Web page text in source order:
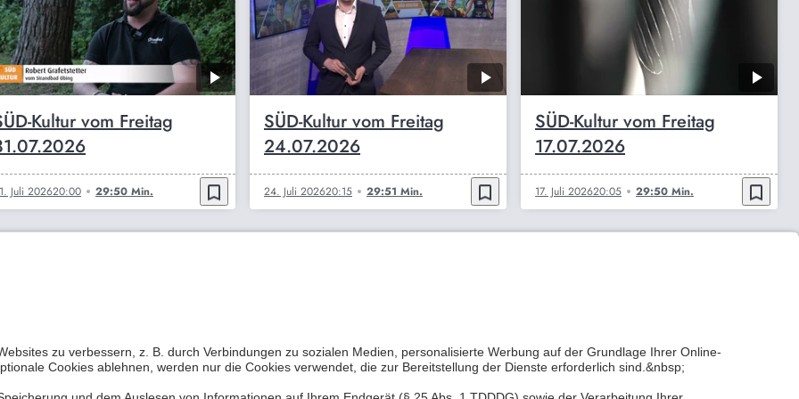
Kultur vom Freitag
Juli 202620:00 29:50 Min. bookmark_border
SÜD-Kultur vom Freitag
24.07.2026
24. Juli 202620:15 29:51 Min. bookmark_border
SÜD-Kultur vom Freitag
17.07.2026
17. Juli 202620:05 29:50 Min. bookmark_border